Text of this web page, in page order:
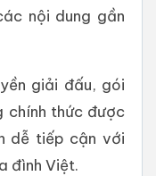
nội dung gần
giải đấu, gói
chính thức được
dễ tiếp cận với
đình Việt.